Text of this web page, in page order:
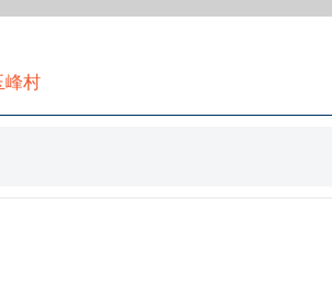
峰村